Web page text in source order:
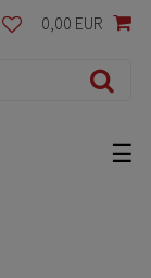
0,00 EUR
☰